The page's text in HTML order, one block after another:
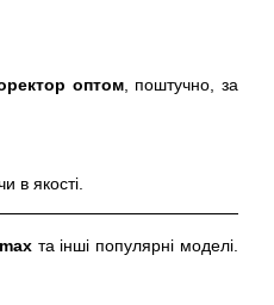
оптом, поштучно, за
в якості.
та інші популярні моделі.